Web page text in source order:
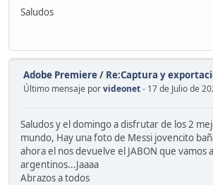
Saludos
Adobe Premiere/ Re:Captura y
Último mensaje porvideonet- 17 de Julio de
Saludos y el domingo a disfrutar de los 2
mundo, Hay una foto de Messi jovencito
ahora el nos devuelve el JABON que vamos
argentinos...Jaaaa
Abrazos a todos